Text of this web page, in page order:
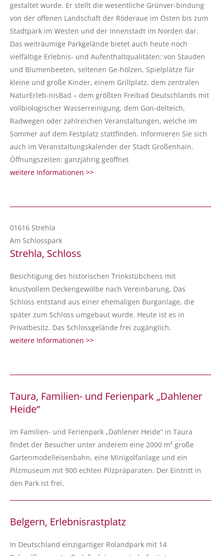
gestaltet wurde. Er stellt die wesentliche Grünver-bindung
von der offenen Landschaft der Röderaue im Osten bis zum
Stadtpark im Westen und der Innenstadt im Norden dar.
Das weiträumige Parkgelände bietet auch heute noch
vielfältige Erlebnis- und Aufenthaltqualitäten: von Stauden
und Blumenbeeten, seltenen Ge-hölzen, Spielplätze für
kleine und große Kinder, einem Grillplatz, dem zentralen
NaturErleb-nisBad – dem größten Freibad Deutschlands mit
vollbiologischer Wasserreinigung, dem Gon-delteich,
Radwegen oder zahlreichen Veranstaltungen, welche im
Sommer auf dem Festplatz stattfinden. Informieren Sie sich
auch im Veranstaltungskalender der Stadt Großenhain.
Öffnungszeiten: ganzjährig geöffnet
weitere Informationen >>
01616 Strehla
Am Schlosspark
Strehla, Schloss
Besichtigung des historischen Trinkstübchens mit
knustvollem Deckengewölbe nach Vereinbarung, Das
Schloss entstand aus einer ehemaligen Burganlage, die
später zum Schloss umgebaut wurde. Heute ist es in
Privatbesitz. Das Schlossgelände frei zugänglich.
weitere Informationen >>
Taura, Familien- und Ferienpark „Dahlener
Heide“
Im Familien- und Ferienpark „Dahlener Heide“ in Taura
findet der Besucher unter anderem eine 2000 m² große
Gartenmodelleisenbahn, eine Minigolfanlage und ein
Pilzmuseum mit 900 echten Pilzpräparaten. Der Eintritt in
den Park ist frei.
Belgern, Erlebnisrastplatz
In Deutschland einzigartiger Rolandpark mit 14